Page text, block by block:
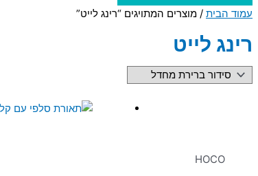
עמוד הבית / מוצרים המתויגים “רינג לייט”
רינג לייט
HOCO